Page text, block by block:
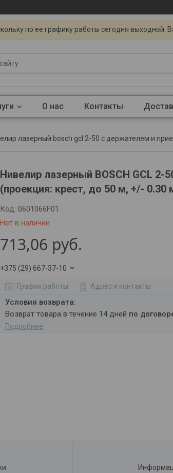
по ее графику работы сегодня выходной.
О нас Контакты
лазерный bosch gcl 2-50 с держателем и
Нивелир лазерный BOSCH GCL
(проекция: крест, до 50 м, +/-
Нет в наличии
Код: 0601066F01
713,06 руб.
+375 (29) 667-37-10
График работы Адрес и контакты
возврат товара в течение 14 дней по
Подробнее